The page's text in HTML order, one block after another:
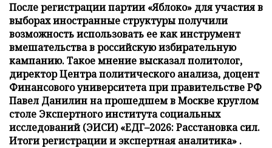
После регистрации партии «Яблоко» для участия в
выборах иностранные структуры получили
возможность использовать ее как инструмент
вмешательства в российскую избирательную
кампанию. Такое мнение высказал политолог,
директор Центра политического анализа, доцент
Финансового университета при правительстве РФ
Павел Данилин на прошедшем в Москве круглом
столе Экспертного института социальных
исследований (ЭИСИ) «ЕДГ–2026: Расстановка сил.
Итоги регистрации и экспертная аналитика» .